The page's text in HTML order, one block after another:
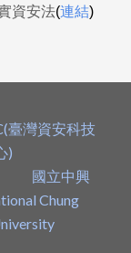
資安法(連結)
(臺灣資安科技
)
國立中興
Chung